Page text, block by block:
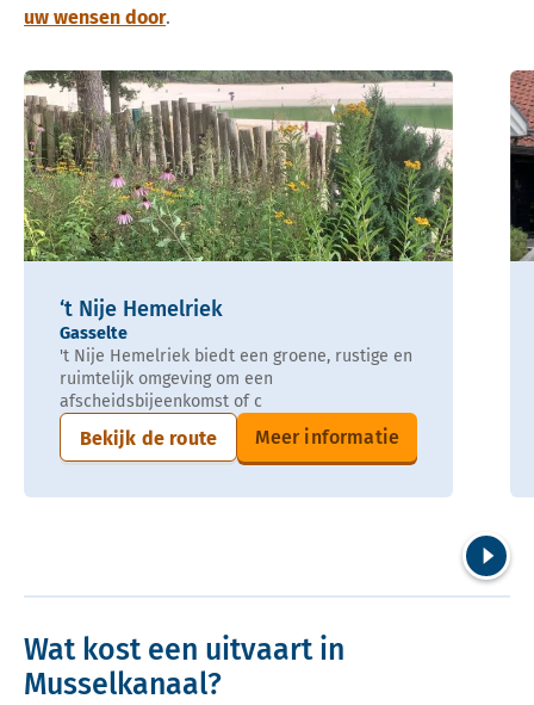
uw wensen door.
‘t Nije Hemelriek
Gasselte
't Nije Hemelriek biedt een groene, rustige en
ruimtelijk omgeving om een
afscheidsbijeenkomst of c
Bekijk de route Meer informatie
Wat kost een uitvaart in
Musselkanaal?